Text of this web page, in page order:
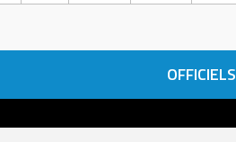
OFFICIELS